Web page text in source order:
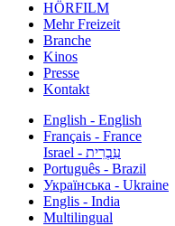
HÖRFILM
Mehr Freizeit
Branche
Kinos
Presse
Kontakt
English - English
Français - France
עִבְרִית - Israel
Português - Brazil
Українська - Ukraine
Englis - India
Multilingual